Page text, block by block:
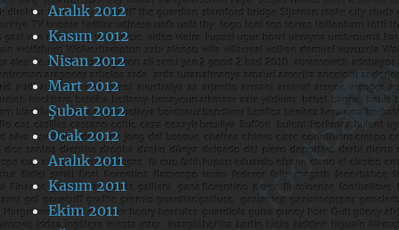
Aralık 2012
Kasım 2012
Nisan 2012
Mart 2012
Şubat 2012
Ocak 2012
Aralık 2011
Kasım 2011
Ekim 2011